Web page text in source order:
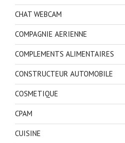
CHAT WEBCAM
COMPAGNIE AERIENNE
COMPLEMENTS ALIMENTAIRES
CONSTRUCTEUR AUTOMOBILE
COSMETIQUE
CPAM
CUISINE